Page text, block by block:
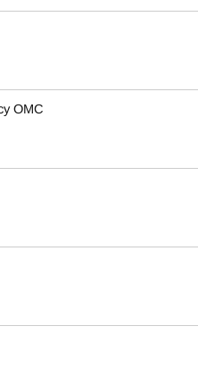
ОМС